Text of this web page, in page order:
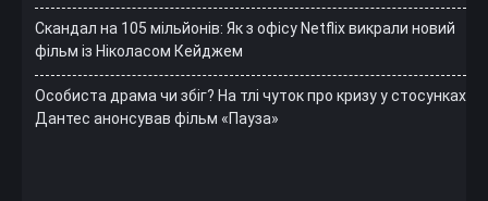
Скандал на 105 мільйонів: Як з офісу Netflix викрали новий
фільм із Ніколасом Кейджем
Особиста драма чи збіг? На тлі чуток про кризу у стосунках
Дантес анонсував фільм «Пауза»